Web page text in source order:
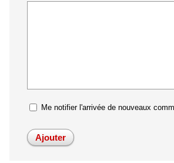
Me notifier l'arrivée de nouveaux